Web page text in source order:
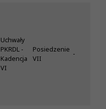
Uchwały
PKRDL -
Kadencja
VI
Posiedzenie
VII
-